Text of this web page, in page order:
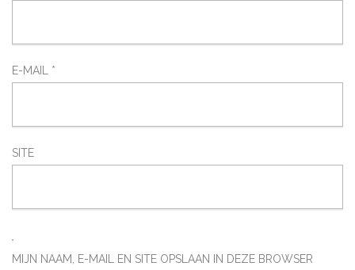
E-MAIL *
SITE
MIJN NAAM, E-MAIL EN SITE OPSLAAN IN DEZE BROWSER